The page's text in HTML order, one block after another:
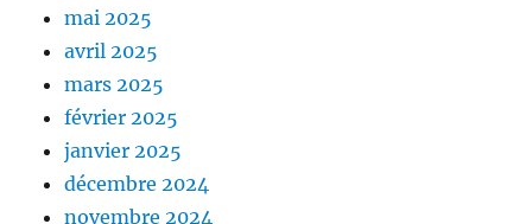
mai 2025
avril 2025
mars 2025
février 2025
janvier 2025
décembre 2024
novembre 2024